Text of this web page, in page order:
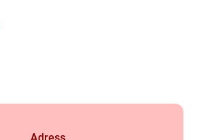
Adress